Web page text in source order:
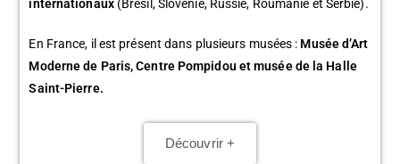
internationaux(Brésil, Slovénie, Russie, Roumanie et Serbie).
En France, il est présent dans plusieurs musées : Musée d’Art
Moderne de Paris, Centre Pompidou et musée de la Halle
Saint-Pierre.
Découvrir +